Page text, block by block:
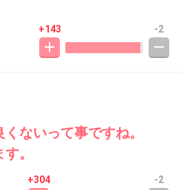
+143 -2
ないって事ですね。
。
+304 -2